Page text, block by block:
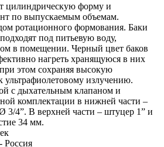
цилиндрическую форму и
по выпускаемым объемам.
ротационного формования. Баки
под питьевую воду,
в помещении. Черный цвет баков
нагреть хранящуюся в них
этом сохраняя высокую
ультрафиолетовому излучению.
с дыхательным клапаном и
комплектации в нижней части –
4”. В верхней части – штуцер 1” и
34 мм.
Россия